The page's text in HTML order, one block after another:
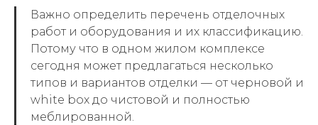
Важно определить перечень отделочных
работ и оборудования и их классификацию.
Потому что в одном жилом комплексе
сегодня может предлагаться несколько
типов и вариантов отделки — от черновой и
white box до чистовой и полностью
меблированной.